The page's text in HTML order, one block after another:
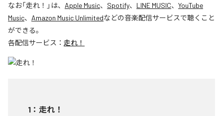
なお「走れ！ 」は、 Apple Music、 Spotify、 LINE MUSIC、 YouTube
Music、 Amazon Music Unlimitedなどの音楽配信サービスで聴くこと
ができる。
各配信サービス： 走れ！
1 ： 走れ！